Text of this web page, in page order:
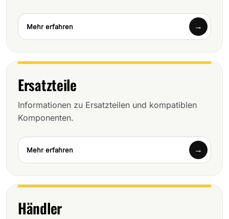
Mehr erfahren
Ersatzteile
Informationen zu Ersatzteilen und kompatiblen
Komponenten.
Mehr erfahren
Händler